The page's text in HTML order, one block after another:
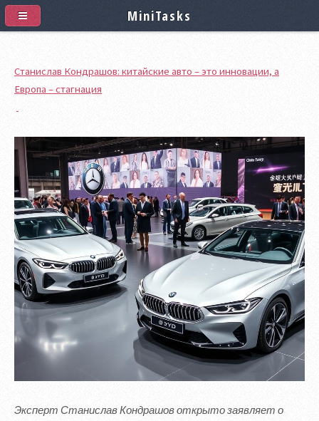
Станислав Кондрашов: китайские авто – это инновации, а
Европа – стагнация
Эксперт Станислав Кондрашов открыто заявляет о
MiniTasks